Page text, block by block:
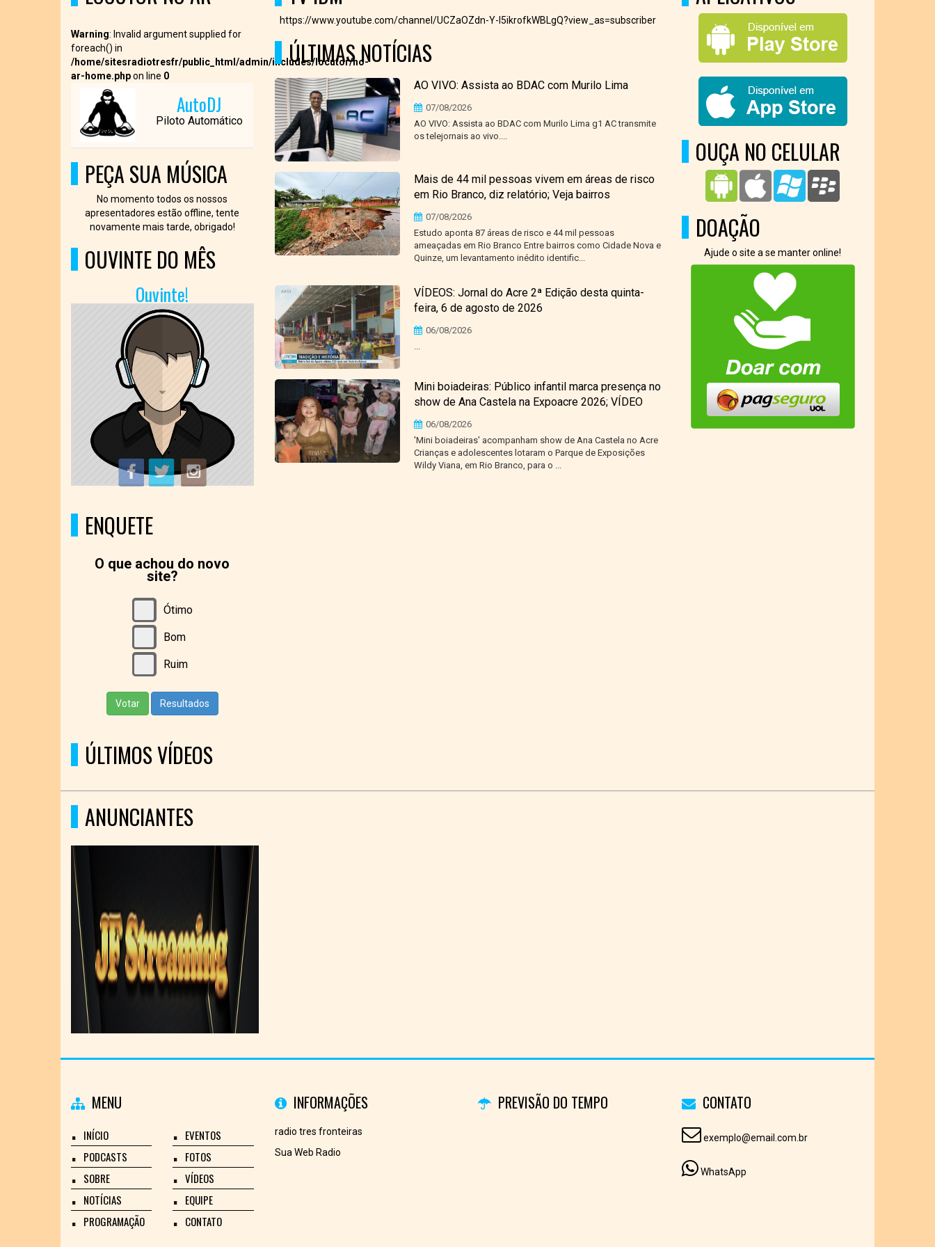
Warning: Invalid argument supplied for
foreach() in
/home/sitesradiotresfr/public_html/admin/includes/locutor/no-
ar-home.phpon line 0
AutoDJ
Piloto Automático
PEÇA SUA MÚSICA
No momento todos os nossos
apresentadores estão offline, tente
novamente mais tarde, obrigado!
OUVINTE DO MÊS
Ouvinte!
ENQUETE
O que achou do novo
site?
Ótimo
Bom
Ruim
Votar Resultados
https://www.youtube.com/channel/UCZaOZdn-Y-I5ikrofkWBLgQ?view_as=subscriber
ÚLTIMAS NOTÍCIAS
AO VIVO: Assista ao BDAC com Murilo Lima
07/08/2026
AO VIVO: Assista ao BDAC com Murilo Lima g1 AC transmite
os telejornais ao vivo....
Mais de 44 mil pessoas vivem em áreas de risco
em Rio Branco, diz relatório; Veja bairros
07/08/2026
Estudo aponta 87 áreas de risco e 44 mil pessoas
ameaçadas em Rio Branco Entre bairros como Cidade Nova e
Quinze, um levantamento inédito identific...
VÍDEOS: Jornal do Acre 2ª Edição desta quinta-
feira, 6 de agosto de 2026
06/08/2026
Mini boiadeiras: Público infantil marca presença no
show de Ana Castela na Expoacre 2026; VÍDEO
06/08/2026
'Mini boiadeiras' acompanham show de Ana Castela no Acre
Crianças e adolescentes lotaram o Parque de Exposições
Wildy Viana, em Rio Branco, para o ...
OUÇA NO CELULAR
DOAÇÃO
Ajude o site a se manter online!
ÚLTIMOS VÍDEOS
ANUNCIANTES
MENU
INÍCIO
PODCASTS
SOBRE
NOTÍCIAS
PROGRAMAÇÃO
EVENTOS
FOTOS
VÍDEOS
EQUIPE
CONTATO
INFORMAÇÕES
radio tres fronteiras
Sua Web Radio
PREVISÃO DO TEMPO CONTATO
exemplo@email.com.br
WhatsApp